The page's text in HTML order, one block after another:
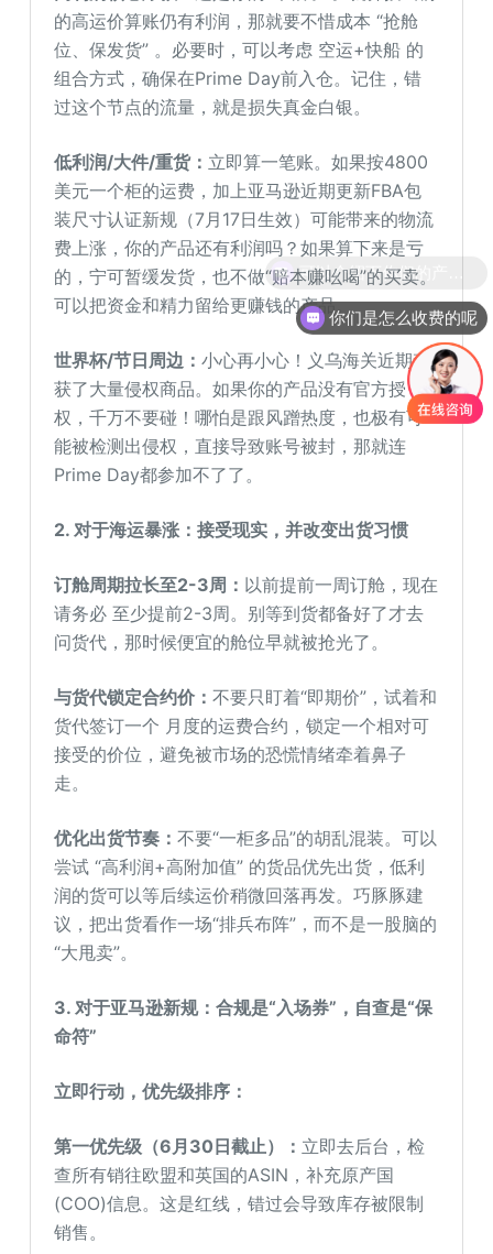
的高运价算账仍有利润，那就要不惜成本 “抢舱
位、保发货” 。必要时，可以考虑 空运+快船 的
组合方式，确保在Prime Day前入仓。记住，错
过这个节点的流量，就是损失真金白银。
低利润/大件/重货： 立即算一笔账。如果按4800
美元一个柜的运费，加上亚马逊近期更新FBA包
装尺寸认证新规（7月17日生效）可能带来的物流
费上涨，你的产品还有利润吗？如果算下来是亏
的，宁可暂缓发货，也不做“赔本赚吆喝”的买卖。
可以把资金和精力留给更赚钱的产品。
世界杯/节日周边：小心再小心！义乌海关近期查
获了大量侵权商品。如果你的产品没有官方授
权，千万不要碰！哪怕是跟风蹭热度，也极有可
能被检测出侵权，直接导致账号被封，那就连
Prime Day都参加不了了。
2. 对于海运暴涨：接受现实，并改变出货习惯
订舱周期拉长至2-3周： 以前提前一周订舱，现在
请务必 至少提前2-3周。别等到货都备好了才去
问货代，那时候便宜的舱位早就被抢光了。
与货代锁定合约价：不要只盯着“即期价”，试着和
货代签订一个 月度的运费合约，锁定一个相对可
接受的价位，避免被市场的恐慌情绪牵着鼻子
走。
优化出货节奏：不要“一柜多品”的胡乱混装。可以
尝试 “高利润+高附加值” 的货品优先出货，低利
润的货可以等后续运价稍微回落再发。巧豚豚建
议，把出货看作一场“排兵布阵”，而不是一股脑的
“大甩卖”。
3. 对于亚马逊新规：合规是“入场券”，自查是“保
命符”
立即行动，优先级排序：
第一优先级（6月30日截止）： 立即去后台，检
查所有销往欧盟和英国的ASIN，补充原产国
(COO)信息。这是红线，错过会导致库存被限制
销售。
你们是怎么收费的呢